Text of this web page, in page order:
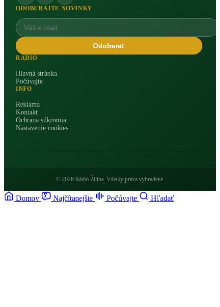
ODOBERAJTE NOVINKY
Odoberať
RÁDIO
Hlavná stránka
Počúvajte
INFO
Reklama
Kontakt
Ochrana súkromia
Nastavenie cookies
© 2026 Rádio Žilina. Všetky práva vyhradené.
Domov Najčítanejšie Počúvajte Hľadať